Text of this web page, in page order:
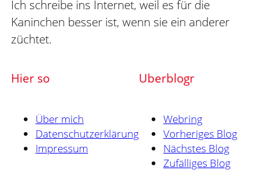
Ich schreibe ins Internet, weil es für die
Kaninchen besser ist, wenn sie ein anderer
züchtet.
Hier so
Über mich
Datenschutzerklärung
Impressum
Uberblogr
Webring
Vorheriges Blog
Nächstes Blog
Zufälliges Blog